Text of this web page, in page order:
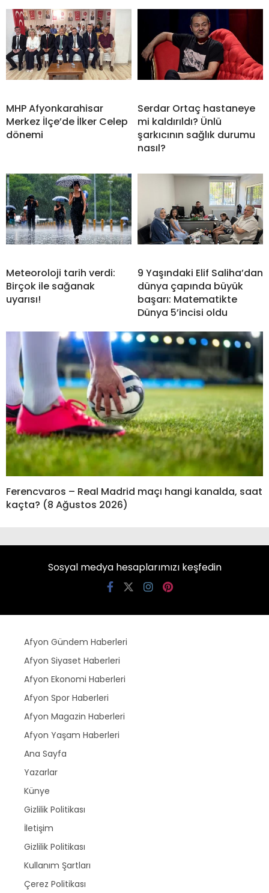
MHP Afyonkarahisar
Merkez İlçe’de İlker Celep
dönemi
Serdar Ortaç hastaneye
mi kaldırıldı? Ünlü
şarkıcının sağlık durumu
nasıl?
Meteoroloji tarih verdi:
Birçok ile sağanak
uyarısı!
9 Yaşındaki Elif Saliha’dan
dünya çapında büyük
başarı: Matematikte
Dünya 5’incisi oldu
Ferencvaros – Real Madrid maçı hangi kanalda, saat
kaçta? (8 Ağustos 2026)
Sosyal medya hesaplarımızı keşfedin
Afyon Gündem Haberleri
Afyon Siyaset Haberleri
Afyon Ekonomi Haberleri
Afyon Spor Haberleri
Afyon Magazin Haberleri
Afyon Yaşam Haberleri
Ana Sayfa
Yazarlar
Künye
Gizlilik Politikası
İletişim
Gizlilik Politikası
Kullanım Şartları
Çerez Politikası